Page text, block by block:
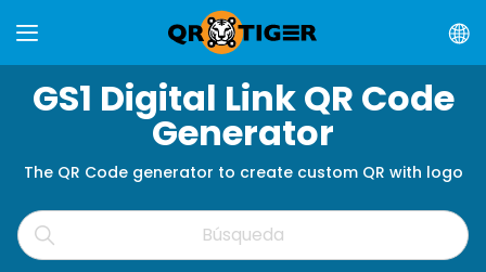
GS1 Digital Link QR Code
Generator
The QR Code generator to create custom QR with logo